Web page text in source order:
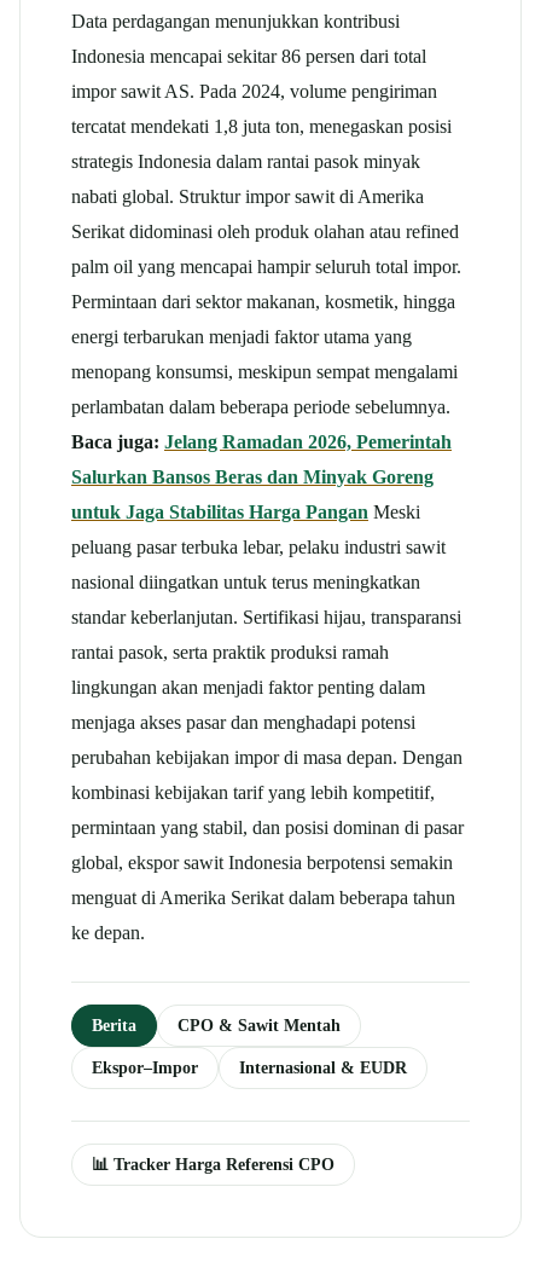
Data perdagangan menunjukkan kontribusi
Indonesia mencapai sekitar 86 persen dari total
impor sawit AS. Pada 2024, volume pengiriman
tercatat mendekati 1,8 juta ton, menegaskan posisi
strategis Indonesia dalam rantai pasok minyak
nabati global. Struktur impor sawit di Amerika
Serikat didominasi oleh produk olahan atau refined
palm oil yang mencapai hampir seluruh total impor.
Permintaan dari sektor makanan, kosmetik, hingga
energi terbarukan menjadi faktor utama yang
menopang konsumsi, meskipun sempat mengalami
perlambatan dalam beberapa periode sebelumnya.
Baca juga: Jelang Ramadan 2026, Pemerintah
Salurkan Bansos Beras dan Minyak Goreng
untuk Jaga Stabilitas Harga Pangan Meski
peluang pasar terbuka lebar, pelaku industri sawit
nasional diingatkan untuk terus meningkatkan
standar keberlanjutan. Sertifikasi hijau, transparansi
rantai pasok, serta praktik produksi ramah
lingkungan akan menjadi faktor penting dalam
menjaga akses pasar dan menghadapi potensi
perubahan kebijakan impor di masa depan. Dengan
kombinasi kebijakan tarif yang lebih kompetitif,
permintaan yang stabil, dan posisi dominan di pasar
global, ekspor sawit Indonesia berpotensi semakin
menguat di Amerika Serikat dalam beberapa tahun
ke depan.
Berita CPO & Sawit Mentah
Ekspor–Impor Internasional & EUDR
📊 Tracker Harga Referensi CPO